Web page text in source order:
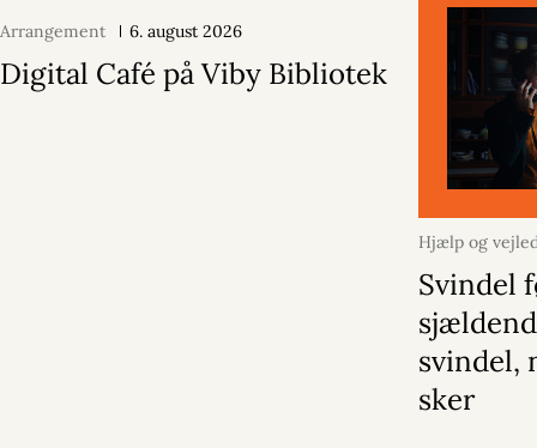
Arrangement 6. august 2026
Digital Café på Viby Bibliotek
Hjælp og
oktober 2025
Svindel
svindel,
sker